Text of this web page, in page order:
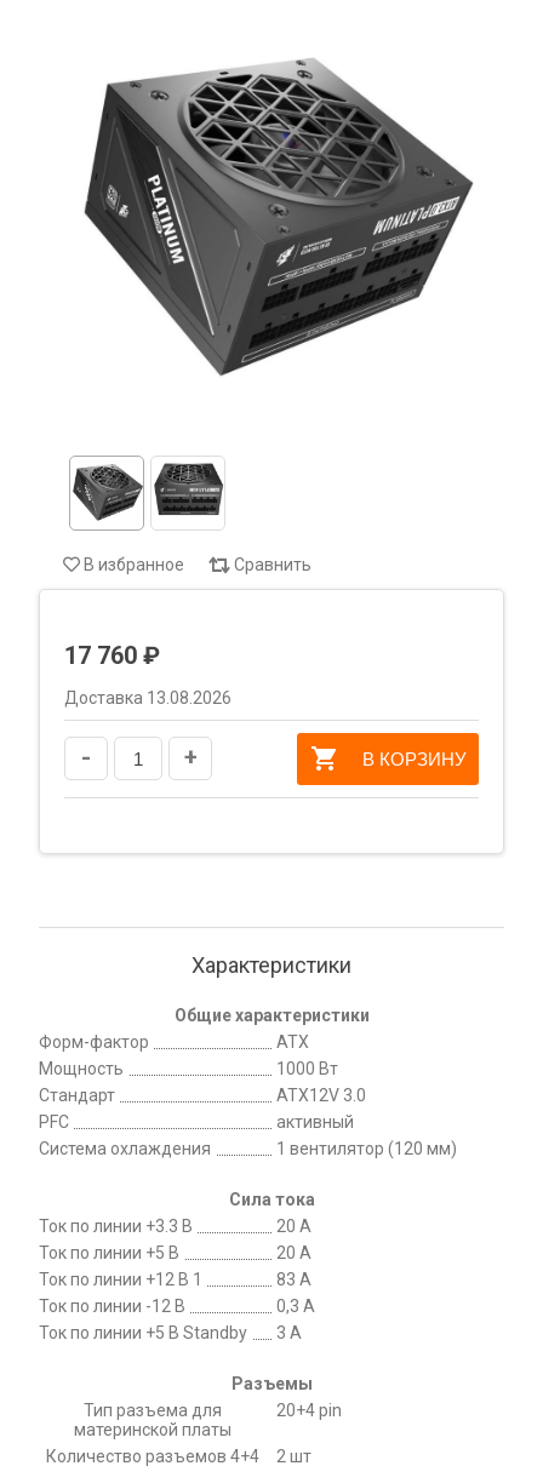
В избранное Сравнить
17 760 ₽
Доставка 13.08.2026
- + В КОРЗИНУ
Характеристики
Общие характеристики
Форм-фактор
ATX
Мощность
1000 Вт
Стандарт
ATX12V 3.0
PFC
активный
Система охлаждения
1 вентилятор (120 мм)
Сила тока
Ток по линии +3.3 В
20 А
Ток по линии +5 В
20 А
Ток по линии +12 В 1
83 А
Ток по линии -12 В
0,3 А
Ток по линии +5 В Standby
3 А
Разъемы
Тип разъема для
материнской платы
20+4 pin
Количество разъемов 4+4
2 шт